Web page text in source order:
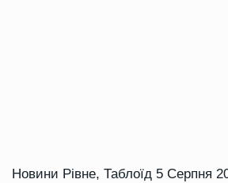
Новини Рівне, Таблоїд 5 Серпня